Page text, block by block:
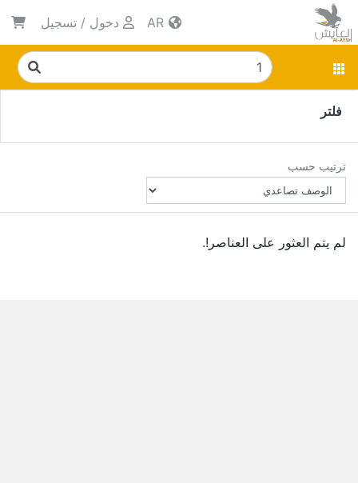
دخول / تسجيل
فلتر
ترتيب حسب
لم يتم العثور على العناصر!.